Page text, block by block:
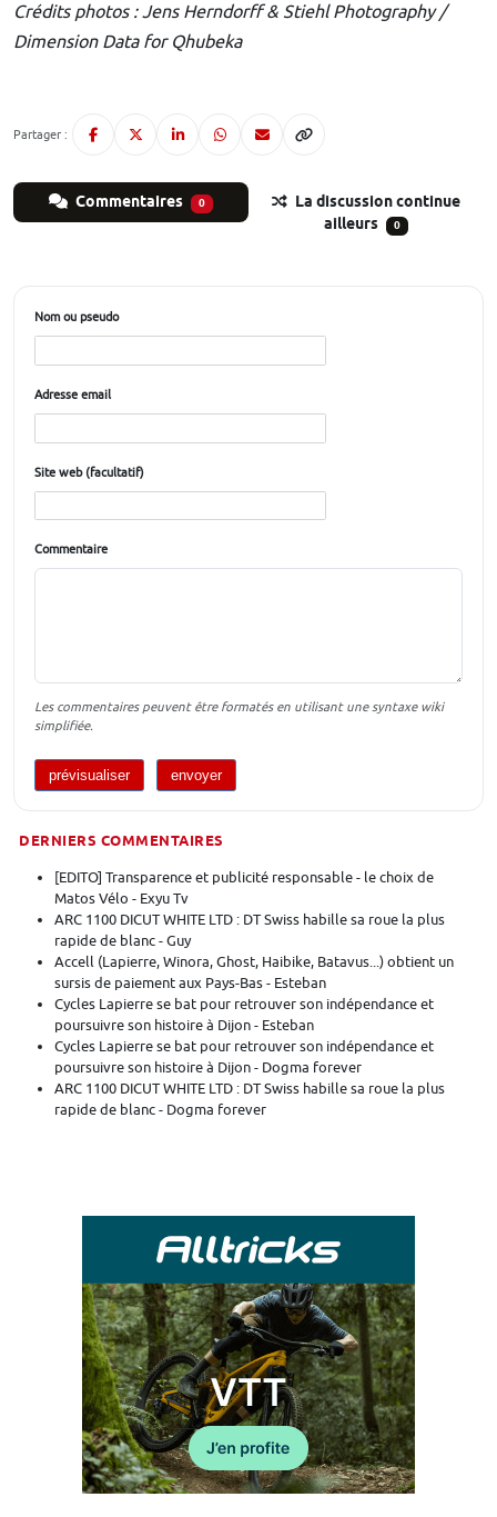
Crédits photos : Jens Herndorff & Stiehl Photography /
Dimension Data for Qhubeka
Partager :
Commentaires 0
La discussion continue
ailleurs
0
Nom ou pseudo
Adresse email
Site web (facultatif)
Commentaire
Les commentaires peuvent être formatés en utilisant une syntaxe wiki
simplifiée.
DERNIERS COMMENTAIRES
[EDITO] Transparence et publicité responsable - le choix de
Matos Vélo - Exyu Tv
ARC 1100 DICUT WHITE LTD : DT Swiss habille sa roue la plus
rapide de blanc - Guy
Accell (Lapierre, Winora, Ghost, Haibike, Batavus...) obtient un
sursis de paiement aux Pays-Bas - Esteban
Cycles Lapierre se bat pour retrouver son indépendance et
poursuivre son histoire à Dijon - Esteban
Cycles Lapierre se bat pour retrouver son indépendance et
poursuivre son histoire à Dijon - Dogma forever
ARC 1100 DICUT WHITE LTD : DT Swiss habille sa roue la plus
rapide de blanc - Dogma forever